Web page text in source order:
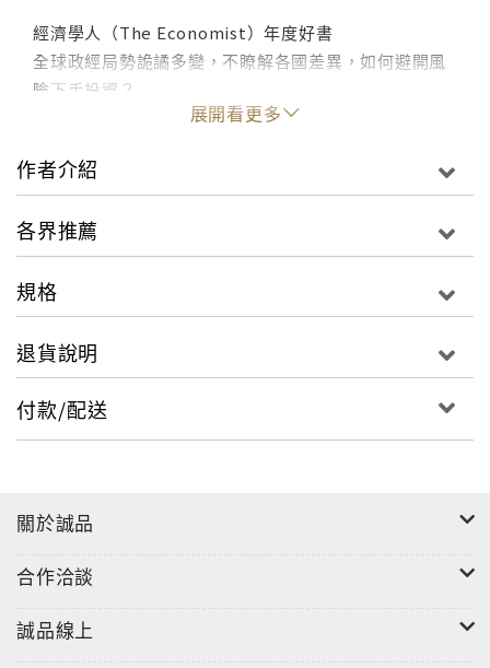
經濟學人（The Economist）年度好書
全球政經局勢詭譎多變，不瞭解各國差異，如何避開風
險下手投資？
投資海外、布局全球、風險管理最權威的一本書
什麼是J 曲線？透過它，可以看出什麼？
分析一個國家的開放性（X軸）及穩定性（Ｙ軸），可以
來預測該國的經濟競爭力。
家較穩定，下方較不穩定。
一個位在曲線左側上方的國家（不開放但穩定的國家，
如北韓、古巴），若要成為開放且穩定的現代化國家，
就勢必得走過曲線下方那不穩定的陣痛期，經濟環境勢
必也將受到影響。
這本書可說是，融合政治與經濟的角度，來剖析國家經
油價不穩、糧食爭奪、銀行倒閉、股市大跌，當全球籠
罩在經濟大恐慌爆發前的低迷氣氛中時，你需要一個能
的投資判斷。
展開看更多
作者介紹
各界推薦
規格
退貨說明
付款/配送
關於誠品
合作洽談
誠品線上